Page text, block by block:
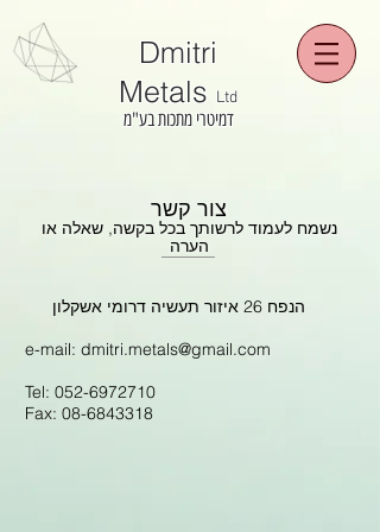
Dmitri
Metals Ltd
דמיטרי מתכות בע"מ
צור קשר
נשמח לעמוד לרשותך בכל בקשה, שאלה או
הערה
הנפח 26 איזור תעשיה דרומי אשקלון
e-mail: dmitri.metals@gmail.com
Tel: 052-6972710
Fax: 08-6843318